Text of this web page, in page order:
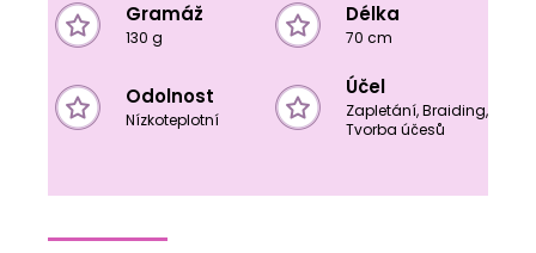
Gramáž
130 g
Délka
70 cm
Odolnost
Nízkoteplotní
Účel
Zapletání, Braiding,
Tvorba účesů